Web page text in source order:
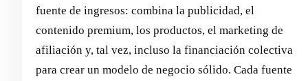
fuente de ingresos: combina la publicidad, el
contenido premium, los productos, el marketing de
afiliación y, tal vez, incluso la financiación colectiva
para crear un modelo de negocio sólido. Cada fuente